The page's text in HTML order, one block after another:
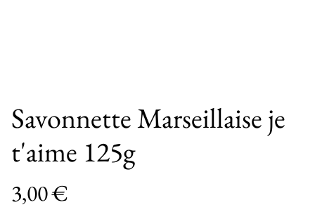
Savonnette Marseillaise je
t'aime 125g
3,00 €